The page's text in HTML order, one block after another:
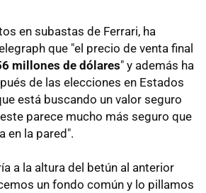
en subastas de Ferrari, ha
que "el precio de venta final
millones de dólares" y además ha
de las elecciones en Estados
está buscando un valor seguro
parece mucho más seguro que
en la pared".
a la altura del betún al anterior
un fondo común y lo pillamos